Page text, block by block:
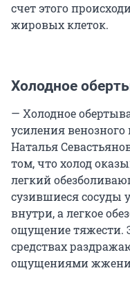
счет этого
жировых клеток.
Холодное
— Холодное
усиления
Наталья
том, что холод
легкий
сузившиеся сосуды
внутри, а легкое
ощущение тяжести.
средствах
ощущениями